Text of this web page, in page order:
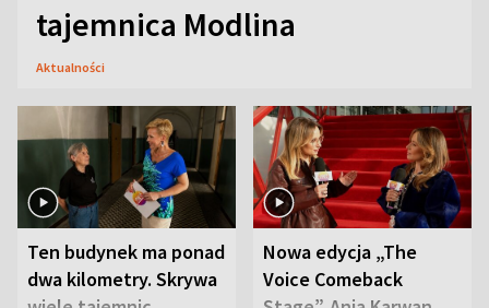
tajemnica Modlina
Aktualności
Ten budynek ma ponad
dwa kilometry. Skrywa
Nowa edycja „The
Voice Comeback